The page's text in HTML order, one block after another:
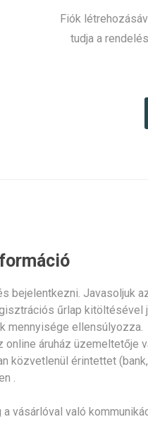
Fiók
tudja a
Javasoljuk
űrlap
mennyisége ellensúlyozza.
áruház üzemeltetője
közvetlenül érintettet
.
való